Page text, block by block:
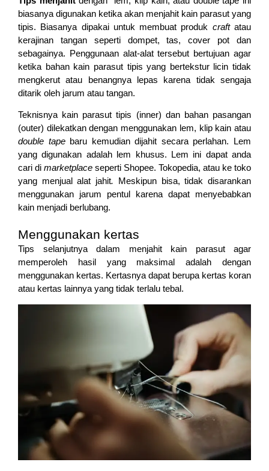
biasanya digunakan ketika akan menjahit kain parasut yang
tipis. Biasanya dipakai untuk membuat produk craftatau
kerajinan tangan seperti dompet, tas, cover pot dan
sebagainya. Penggunaan alat-alat tersebut bertujuan agar
ketika bahan kain parasut tipis yang bertekstur licin tidak
mengkerut atau benangnya lepas karena tidak sengaja
ditarik oleh jarum atau tangan.
Teknisnya kain parasut tipis (inner) dan bahan pasangan
(outer) dilekatkan dengan menggunakan lem, klip kain atau
double tapebaru kemudian dijahit secara perlahan. Lem
yang digunakan adalah lem khusus. Lem ini dapat anda
cari di marketplace seperti Shopee. Tokopedia, atau ke toko
yang menjual alat jahit.
Meskipun bisa, tidak disarankan
menggunakan jarum pentul karena dapat menyebabkan
kain menjadi berlubang.
Menggunakan kertas
Tips selanjutnya dalam menjahit kain parasut agar
memperoleh hasil yang maksimal adalah dengan
menggunakan kertas. Kertasnya dapat berupa kertas koran
atau kertas lainnya yang tidak terlalu tebal.